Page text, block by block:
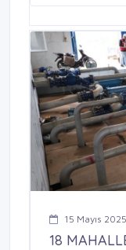
15 Mayıs
18